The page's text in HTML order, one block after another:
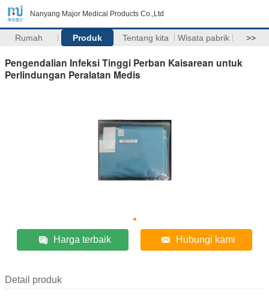
Nanyang Major Medical Products Co.,Ltd
Rumah Produk Tentang kita Wisata pabrik >>
Pengendalian Infeksi Tinggi Perban Kaisarean untuk
Perlindungan Peralatan Medis
Harga terbaik Hubungi kami
Detail produk